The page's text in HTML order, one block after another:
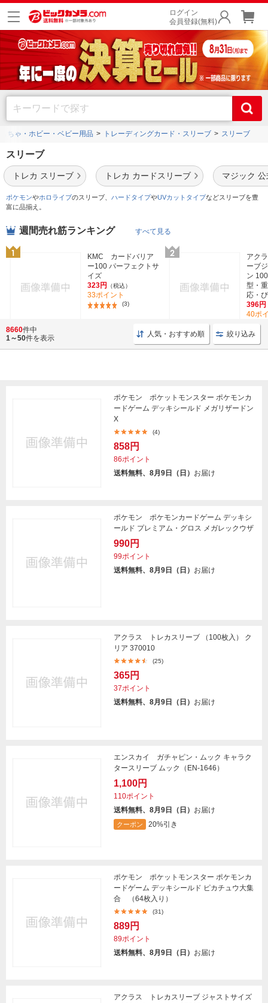
ログイン
会員登録(無料)
ちゃ・ホビー・ベビー用品 トレーディングカード・スリーブ スリーブ
スリーブ
トレカ スリーブ トレカ カードスリーブ マジック 公
ポケモンやホロライブのスリーブ、 ハードタイプやUVカットタイプなどスリーブを豊
富に品揃え。
週間売れ筋ランキング すべて見る
KMC カードバリア
ー100 パーフェクトサ
イズ
323円
（税込）
33ポイント
(3)
アク
ーブ
ン
型・
応・
396円
40ポ
8660件中
1～50件を表示 人気・おすすめ順 絞り込み
ポケモン ポケットモンスター ポケモンカ
ードゲーム デッキシールド メガリザードン
X
(4)
858円
86ポイント
送料無料、8月9日（日） お届け
ポケモン ポケモンカードゲーム デッキシ
ールド プレミアム・グロス メガレックウザ
990円
99ポイント
送料無料、8月9日（日） お届け
アクラス トレカスリーブ （100枚入） ク
リア 370010
(25)
365円
37ポイント
送料無料、8月9日（日） お届け
エンスカイ ガチャピン・ムック キャラク
タースリーブ ムック（EN-1646）
1,100円
110ポイント
送料無料、8月9日（日） お届け
クーポン 20%引き
ポケモン ポケットモンスター ポケモンカ
ードゲーム デッキシールド ピカチュウ大集
合 （64枚入り）
(31)
889円
89ポイント
送料無料、8月9日（日） お届け
アクラス トレカスリーブ ジャストサイズ